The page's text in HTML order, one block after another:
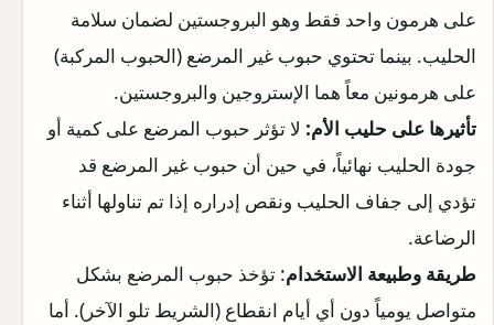
على هرمون واحد فقط وهو البروجستين لضمان سلامة
الحليب. بينما تحتوي حبوب غير المرضع (الحبوب المركبة)
على هرمونين معاً هما الإستروجين والبروجستين.
تأثيرها على حليب الأم: لا تؤثر حبوب المرضع على كمية أو
جودة الحليب نهائياً، في حين أن حبوب غير المرضع قد
تؤدي إلى جفاف الحليب ونقص إدراره إذا تم تناولها أثناء
الرضاعة.
طريقة وطبيعة الاستخدام: تؤخذ حبوب المرضع بشكل
متواصل يومياً دون أي أيام انقطاع (الشريط تلو الآخر). أما